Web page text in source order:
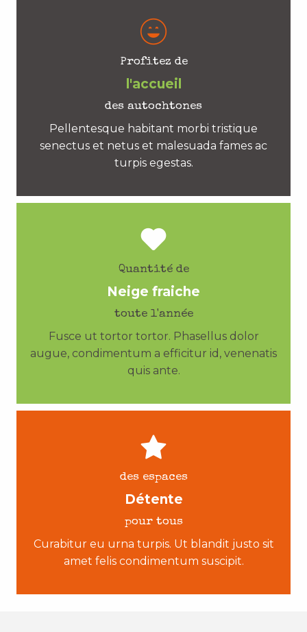
Profitez de
l'accueil
des autochtones
Pellentesque habitant morbi tristique
senectus et netus et malesuada fames ac
turpis egestas.
Quantité de
Neige fraiche
toute l'année
Fusce ut tortor tortor. Phasellus dolor
augue, condimentum a efficitur id, venenatis
quis ante.
des espaces
Détente
pour tous
Curabitur eu urna turpis. Ut blandit justo sit
amet felis condimentum suscipit.